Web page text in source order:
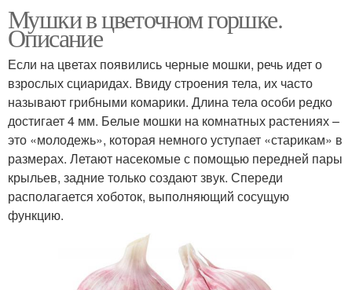
Мушки в цветочном горшке.
Описание
Если на цветах появились черные мошки, речь идет о
взрослых сциаридах. Ввиду строения тела, их часто
называют грибными комарики. Длина тела особи редко
достигает 4 мм. Белые мошки на комнатных растениях –
это «молодежь», которая немного уступает «старикам» в
размерах. Летают насекомые с помощью передней пары
крыльев, задние только создают звук. Спереди
располагается хоботок, выполняющий сосущую
функцию.